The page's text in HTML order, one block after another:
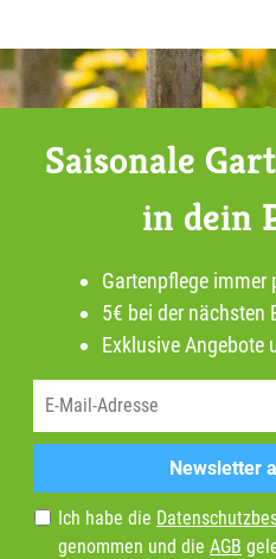
Saisonale
in dein
Gartenpflege immer
5€ bei der nächsten
Exklusive Angebote
Newsletter
Ich habe die
genommen und die AGB